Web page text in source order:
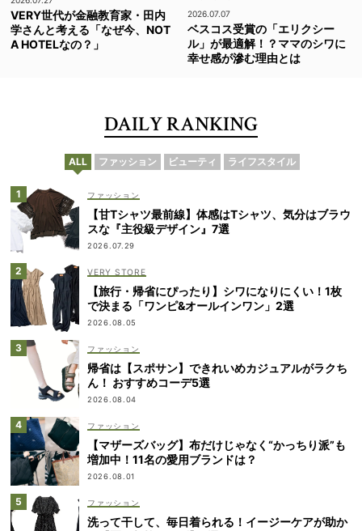
VERY世代が金融教育家・田内
学さんと考える「なぜ今、NOT
A HOTELなの？」
2026.07.07
ベスコス受賞の「エリクシー
ル」が最適解！？ママのシワに
幸せ感が滲む理由とは
DAILY RANKING
ALL ファッション ビューティ ライフスタイル
ファッション
【甘Tシャツ最前線】体感はTシャツ、気分はブラウ
スな『主役級デザイン』7選
2026.07.29
VERY STORE
【旅行・帰省にぴったり】シワになりにくい！1枚
で決まる「ワンピ&オールインワン」2選
2026.08.05
ファッション
帰省は【スポサン】できれいめカジュアルがラクち
ん！ おすすめコーデ5選
2026.08.04
ファッション
【マザーズバッグ】布だけじゃなく“かっちり派”も
増加中！11名の愛用ブランドは？
2026.08.01
ファッション
洗って干して、毎日着られる！イージーケアが助か